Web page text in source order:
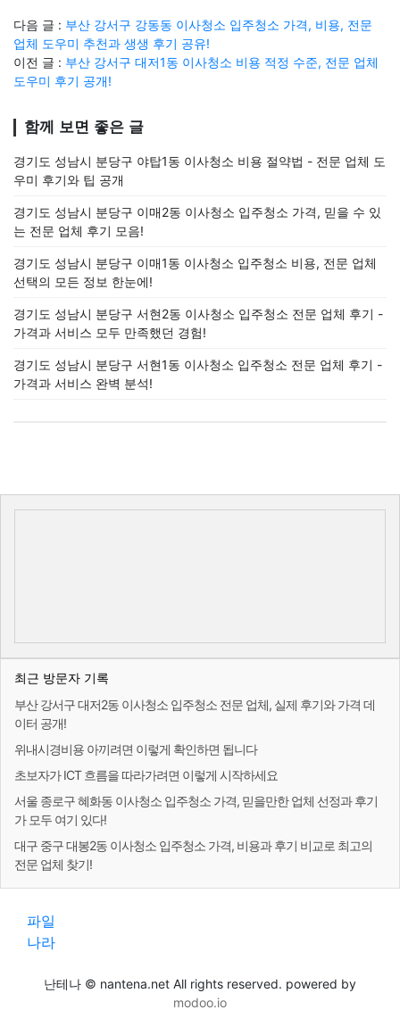
다음 글 : 부산 강서구 강동동 이사청소 입주청소 가격, 비용, 전문
업체 도우미 추천과 생생 후기 공유!
이전 글 : 부산 강서구 대저1동 이사청소 비용 적정 수준, 전문 업체
도우미 후기 공개!
함께 보면 좋은 글
경기도 성남시 분당구 야탑1동 이사청소 비용 절약법 - 전문 업체 도
우미 후기와 팁 공개
경기도 성남시 분당구 이매2동 이사청소 입주청소 가격, 믿을 수 있
는 전문 업체 후기 모음!
경기도 성남시 분당구 이매1동 이사청소 입주청소 비용, 전문 업체
선택의 모든 정보 한눈에!
경기도 성남시 분당구 서현2동 이사청소 입주청소 전문 업체 후기 -
가격과 서비스 모두 만족했던 경험!
경기도 성남시 분당구 서현1동 이사청소 입주청소 전문 업체 후기 -
가격과 서비스 완벽 분석!
최근 방문자 기록
부산 강서구 대저2동 이사청소 입주청소 전문 업체, 실제 후기와 가격 데
이터 공개!
위내시경비용 아끼려면 이렇게 확인하면 됩니다
초보자가 ICT 흐름을 따라가려면 이렇게 시작하세요
서울 종로구 혜화동 이사청소 입주청소 가격, 믿을만한 업체 선정과 후기
가 모두 여기 있다!
대구 중구 대봉2동 이사청소 입주청소 가격, 비용과 후기 비교로 최고의
전문 업체 찾기!
파일
나라
난테나 © nantena.net All rights reserved. powered by
modoo.io